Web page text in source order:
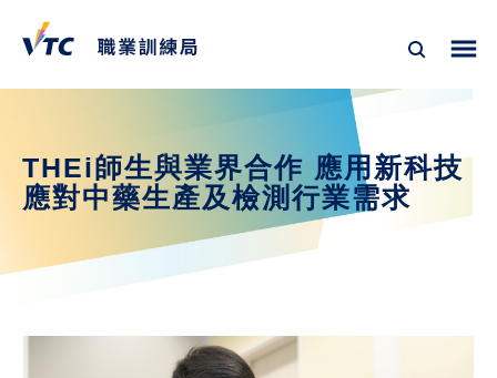
THEi師生與業界合作 應用新科技
應對中藥生產及檢測行業需求